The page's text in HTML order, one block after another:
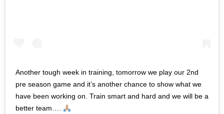
Another tough week in training, tomorrow we play our 2nd
pre season game and it’s another chance to show what we
have been working on. Train smart and hard and we will be a
better team….